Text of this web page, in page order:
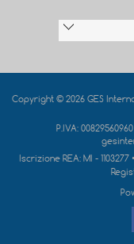
Copyright © 2026 GES
P.IVA:
Iscrizione REA: MI - 1103277